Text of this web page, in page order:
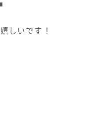
しいです！